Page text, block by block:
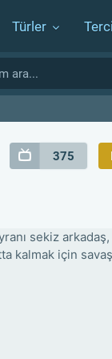
Türler
375
sekiz arkadaş,
kalmak için